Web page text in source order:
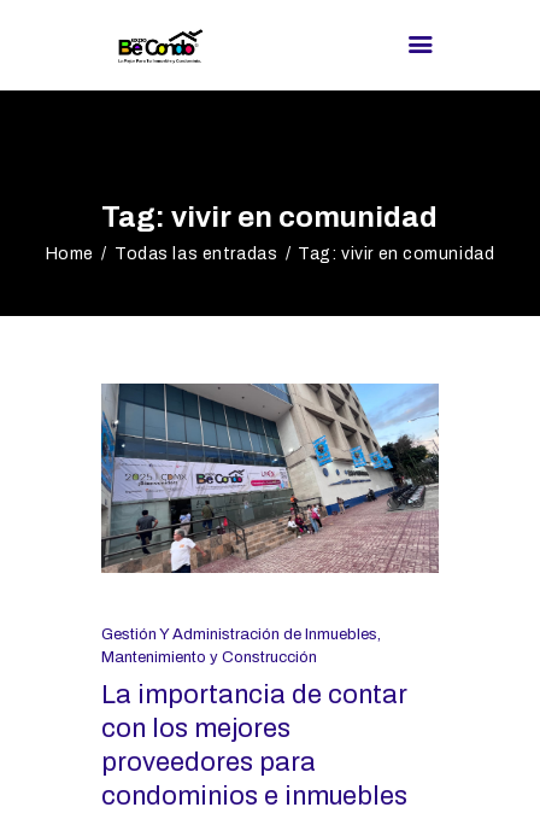
Tag: vivir en comunidad
Home Todas las entradas Tag: vivir en comunidad
PROVEEDORES
¿BUSCAS
BLOG
REDES
Gestión Y Administración de Inmuebles,
Mantenimiento y Construcción
La importancia de contar
con los mejores
proveedores para
condominios e inmuebles